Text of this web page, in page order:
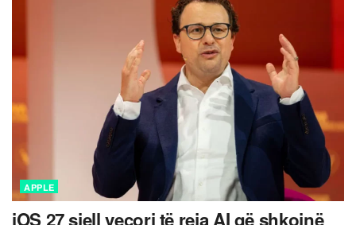
APPLE
iOS 27 sjell veçori të reja AI që shkojnë